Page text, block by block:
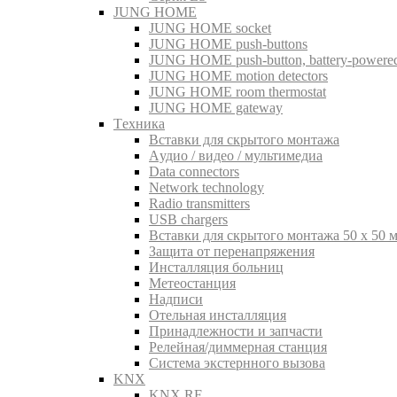
JUNG HOME
JUNG HOME socket
JUNG HOME push-buttons
JUNG HOME push-button, battery-
JUNG HOME motion detectors
JUNG HOME room thermostat
JUNG HOME gateway
Tехника
Вставки для скрытого монтажа
Aудио / видео / мультимедиа
Data connectors
Network technology
Radio transmitters
USB chargers
Вставки для скрытого монтажа 50 x 50
Защита от перенапряжения
Инсталляция больниц
Метеостанция
Надписи
Отельная инсталляция
Принадлежности и запчасти
Релейная/диммерная станция
Система экстернного вызова
KNX